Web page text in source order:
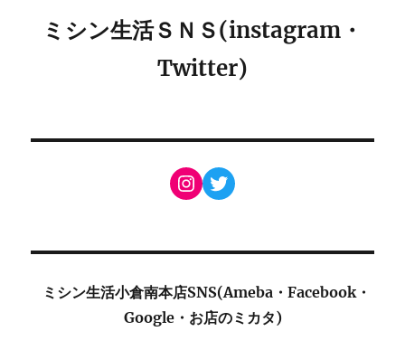
ミシン生活ＳＮＳ(instagram・
Twitter)
Instagram
Twitter
ミシン生活小倉南本店SNS(Ameba・Facebook・
Google・お店のミカタ)